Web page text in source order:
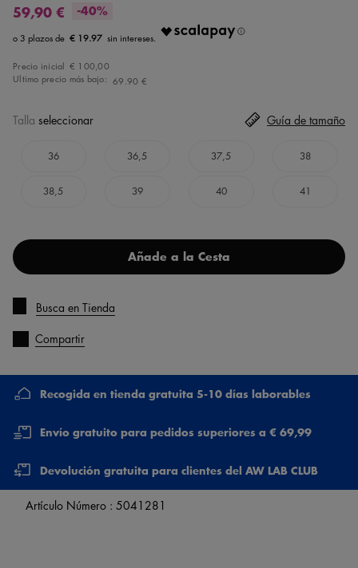
59,90 €
-40%
€ 19.97
Precio inicial € 100,00
Ultimo precio más bajo: 69.90 €
Talla seleccionar
36 36,5 37,5 38
38,5 39 40 41
Guía de tamaño
Añade a la Cesta
Busca en Tienda
Compartir
Recogida en tienda gratuita 5-10 días laborables
Envío gratuito para pedidos superiores a € 69,99
Devolución gratuita para clientes del AW LAB CLUB
Artículo Número : 5041281